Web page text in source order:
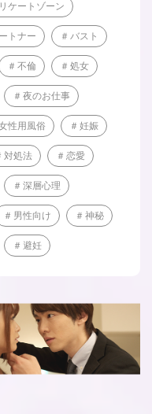
ケートゾーン
トナー バスト
不倫 処女
夜のお仕事
性用風俗 妊娠
対処法 恋愛
深層心理
男性向け 神秘
避妊